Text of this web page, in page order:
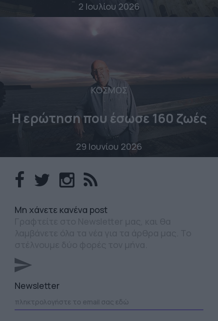
2 Ιουλίου 2026
ΚΟΣΜΟΣ
Η ερώτηση που έσωσε 160 ζωές
29 Ιουνίου 2026
Mη χάνετε κανένα post
Newsletter